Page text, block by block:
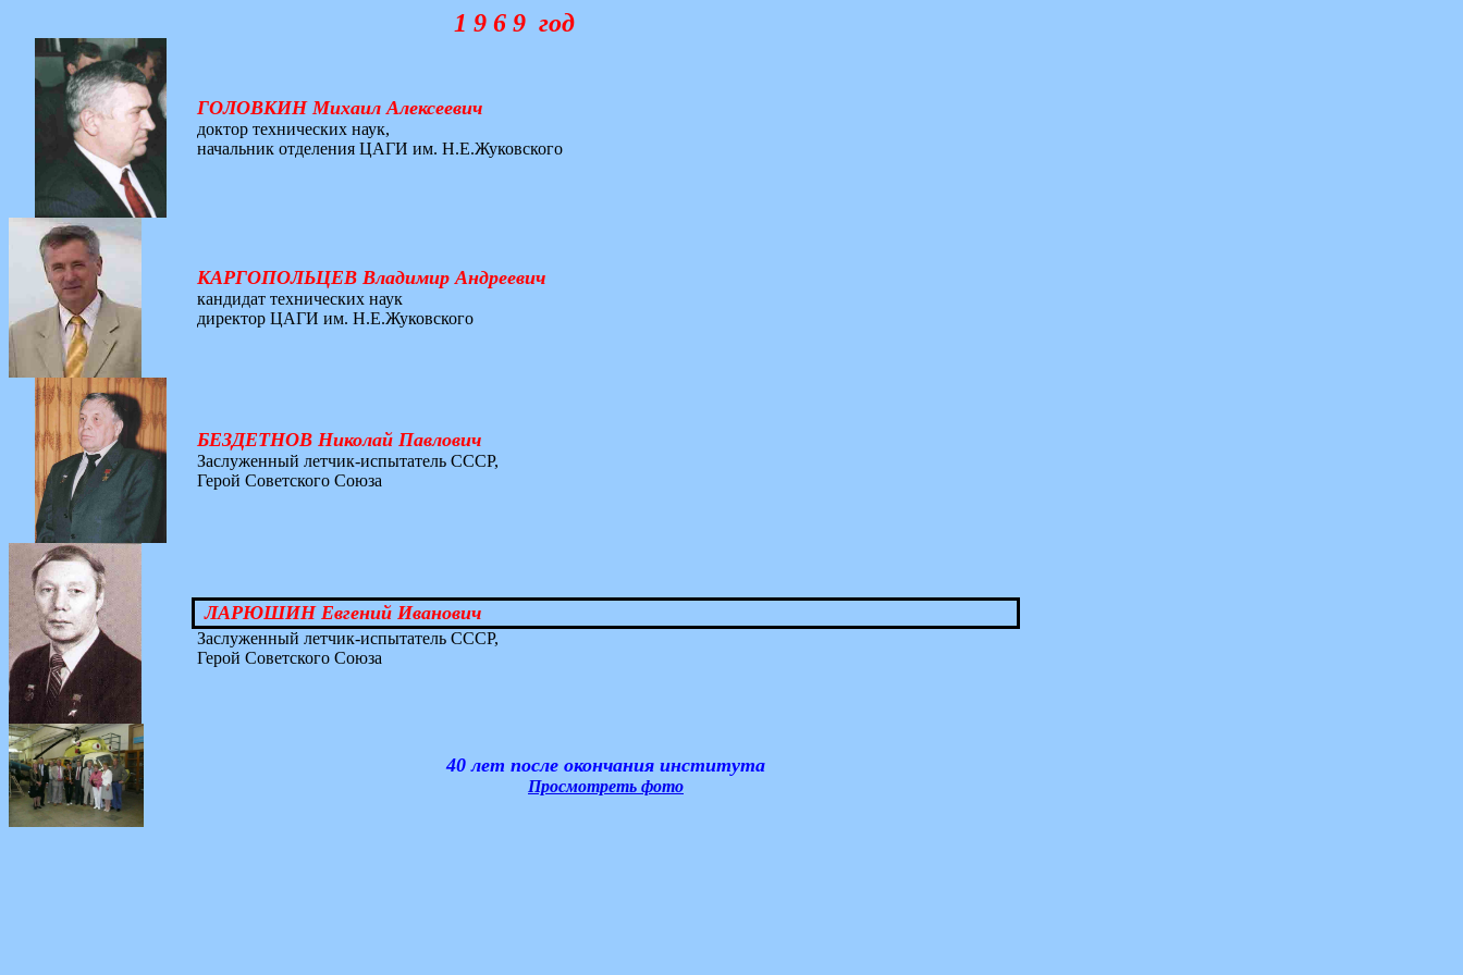
1 9 6 9 год
ГОЛОВКИН Михаил Алексеевич
доктор технических наук,
начальник отделения ЦАГИ им. Н.Е.Жуковского
КАРГОПОЛЬЦЕВ Владимир Андреевич
кандидат технических наук
директор ЦАГИ им. Н.Е.Жуковского
БЕЗДЕТНОВ Николай Павлович
Заслуженный летчик-испытатель СССР,
Герой Советского Союза
ЛАРЮШИН Евгений Иванович
Заслуженный летчик-испытатель СССР,
Герой Советского Союза
40 лет после окончания института
Просмотреть фото